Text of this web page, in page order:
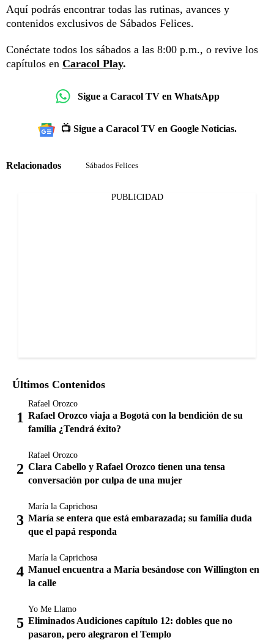
Aquí podrás encontrar todas las rutinas, avances y
contenidos exclusivos de Sábados Felices.
Conéctate todos los sábados a las 8:00 p.m., o revive los
capítulos en Caracol Play.
Sigue a Caracol TV en WhatsApp
📺 Sigue a Caracol TV en Google Noticias.
Relacionados Sábados Felices
PUBLICIDAD
Últimos Contenidos
Rafael Orozco
Rafael Orozco viaja a Bogotá con la bendición de su
familia ¿Tendrá éxito?
Rafael Orozco
Clara Cabello y Rafael Orozco tienen una tensa
conversación por culpa de una mujer
María la Caprichosa
María se entera que está embarazada; su familia duda
que el papá responda
María la Caprichosa
Manuel encuentra a María besándose con Willington en
la calle
Yo Me Llamo
Eliminados Audiciones capítulo 12: dobles que no
pasaron, pero alegraron el Templo